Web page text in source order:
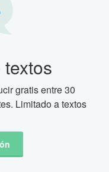
gratis entre 30
Limitado a textos